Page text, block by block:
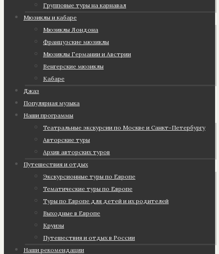
Групповые туры на карнавал
Мюзиклы и кабаре
Мюзиклы Лондона
Французские мюзиклы
Мюзиклы Германии и Австрии
Венгерские мюзиклы
Кабаре
Джаз
Популярная музыка
Наши программы
Театральные экскурсии по Москве и Санкт-Петербургу
Авторские туры
Архив авторских туров
Путешествия и отдых
Экскурсионные туры по Европе
Тематические туры по Европе
Туры по Европе для детей и их родителей
Выходные в Европе
Круизы
Путешествия и отдых в России
Наши рекомендации